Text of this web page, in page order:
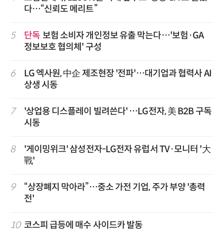
다…“신뢰도 메리트”
5 단독 보험 소비자 개인정보 유출 막는다…'보험·GA
정보보호 협의체' 구성
6
LG 엑사원, 中企 제조현장 '전파'…대기업과 협력사 AI
상생 시동
7
'상업용 디스플레이 빌려쓴다' …LG전자, 美 B2B 구독
시동
8
'게이밍위크' 삼성전자-LG전자 유럽서 TV·모니터 '大
戰'
9
“상장폐지 막아라”…중소 가전 기업, 주가 부양 '총력
전'
10 코스피 급등에 매수 사이드카 발동